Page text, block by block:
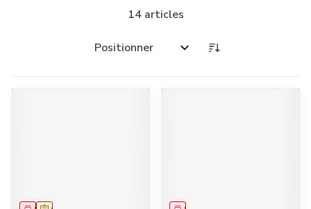
14articles
Trier par: